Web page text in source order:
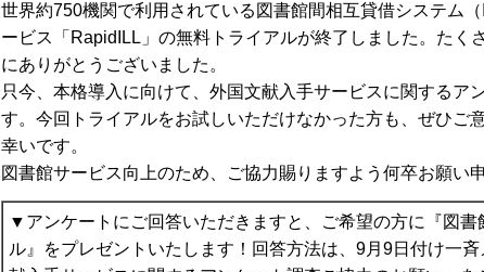
世界約750機関で利用されている図書館間相互貸借システム
ービス「RapidILL」の無料トライアルが終了しました。たく
にありがとうございました。
只今、本格導入に向けて、外国文献入手サービスに関するア
す。今回トライアルをお試しいただけなかった方も、ぜひご
幸いです。
図書館サービス向上のため、ご協力賜りますよう何卒お願い
▼アンケートにご回答いただきますと、ご希望の方に『図書
ル』をプレゼントいたします！回答方法は、9月9日付け一